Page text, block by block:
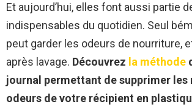
Et aujourd’hui, elles font aussi partie
indispensables du quotidien. Seul
peut garder les odeurs de nourriture,
après lavage. Découvrez la méthode
journal permettant de supprimer les
odeurs de votre récipient en